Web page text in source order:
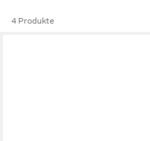
4 Produkte